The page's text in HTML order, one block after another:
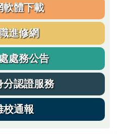
軟體下載
進修網
處務公告
分認證服務
校通報